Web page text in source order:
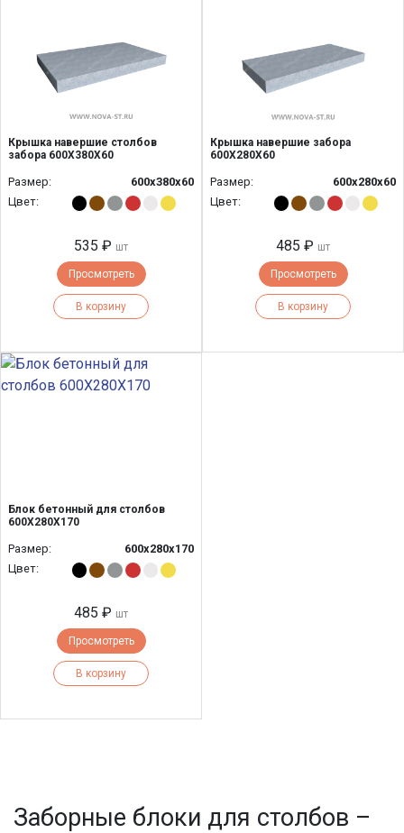
Крышка навершие столбов
забора 600Х380Х60
Размер:
600х380х60
Цвет:
535 ₽ шт
Просмотреть
В корзину
Крышка навершие забора
600Х280Х60
Размер:
600х280х60
Цвет:
485 ₽ шт
Просмотреть
В корзину
Блок бетонный для столбов
600Х280Х170
Размер:
600х280х170
Цвет:
485 ₽ шт
Просмотреть
В корзину
Заборные блоки для столбов –